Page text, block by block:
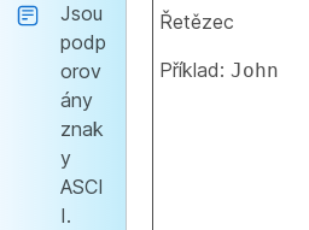
Jsou
podp
orov
ány
znak
y
ASCI
I.
Řetězec
Příklad: John